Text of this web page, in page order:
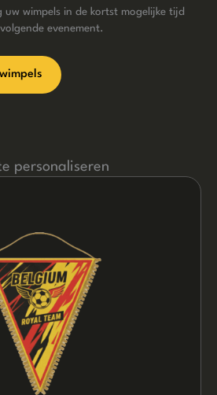
uw wimpels in de kortst mogelijke tijd
evenement.
personaliseren